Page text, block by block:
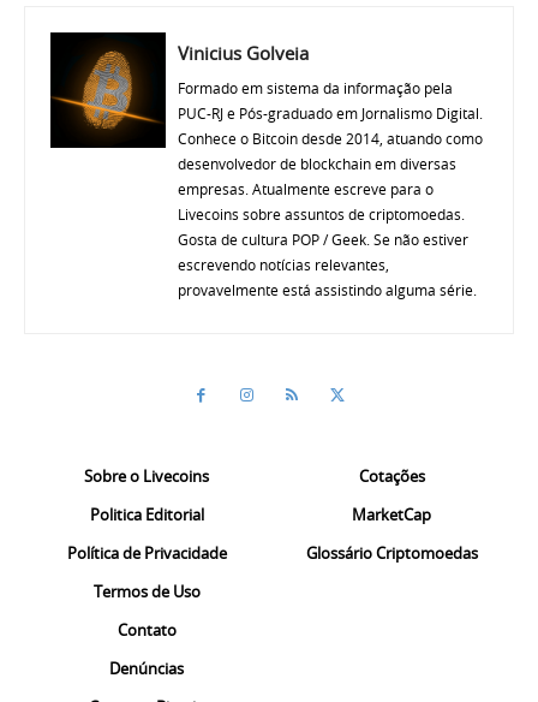
Vinicius Golveia
Formado em sistema da informação pela
PUC-RJ e Pós-graduado em Jornalismo Digital.
Conhece o Bitcoin desde 2014, atuando como
desenvolvedor de blockchain em diversas
empresas. Atualmente escreve para o
Livecoins sobre assuntos de criptomoedas.
Gosta de cultura POP / Geek. Se não estiver
escrevendo notícias relevantes,
provavelmente está assistindo alguma série.
Sobre o Livecoins
Politica Editorial
Política de Privacidade
Termos de Uso
Contato
Denúncias
Cotações
MarketCap
Glossário Criptomoedas